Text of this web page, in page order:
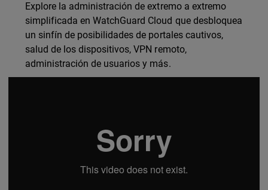
Explore la administración de extremo a extremo
simplificada en WatchGuard Cloud que desbloquea
un sinfín de posibilidades de portales cautivos,
salud de los dispositivos, VPN remoto,
administración de usuarios y más.